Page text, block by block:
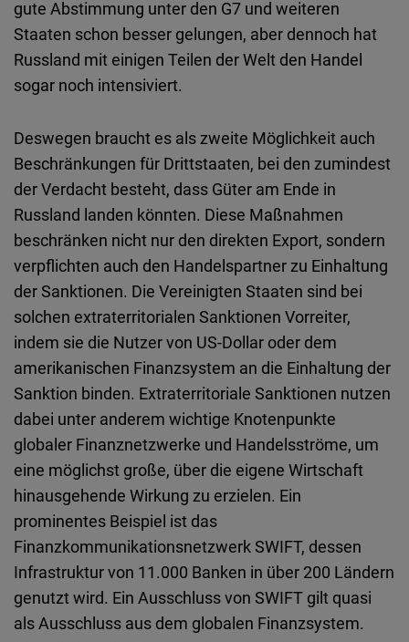
gute Abstimmung unter den G7 und weiteren
Staaten schon besser gelungen, aber dennoch hat
Russland mit einigen Teilen der Welt den Handel
sogar noch intensiviert.
Deswegen braucht es als zweite Möglichkeit auch
Beschränkungen für Drittstaaten, bei den zumindest
der Verdacht besteht, dass Güter am Ende in
Russland landen könnten. Diese Maßnahmen
beschränken nicht nur den direkten Export, sondern
verpflichten auch den Handelspartner zu Einhaltung
der Sanktionen. Die Vereinigten Staaten sind bei
solchen extraterritorialen Sanktionen Vorreiter,
indem sie die Nutzer von US-Dollar oder dem
amerikanischen Finanzsystem an die Einhaltung der
Sanktion binden. Extraterritoriale Sanktionen nutzen
dabei unter anderem wichtige Knotenpunkte
globaler Finanznetzwerke und Handelsströme, um
eine möglichst große, über die eigene Wirtschaft
hinausgehende Wirkung zu erzielen. Ein
prominentes Beispiel ist das
Finanzkommunikationsnetzwerk SWIFT, dessen
Infrastruktur von 11.000 Banken in über 200 Ländern
genutzt wird. Ein Ausschluss von SWIFT gilt quasi
als Ausschluss aus dem globalen Finanzsystem.